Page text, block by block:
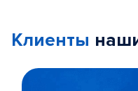
Клиенты